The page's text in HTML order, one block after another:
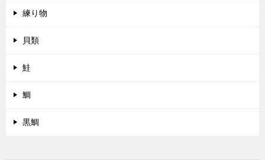
練り物
貝類
鮭
鯛
黒鯛